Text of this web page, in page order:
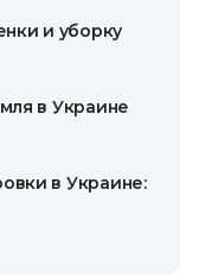
и уборку
в Украине
в Украине: